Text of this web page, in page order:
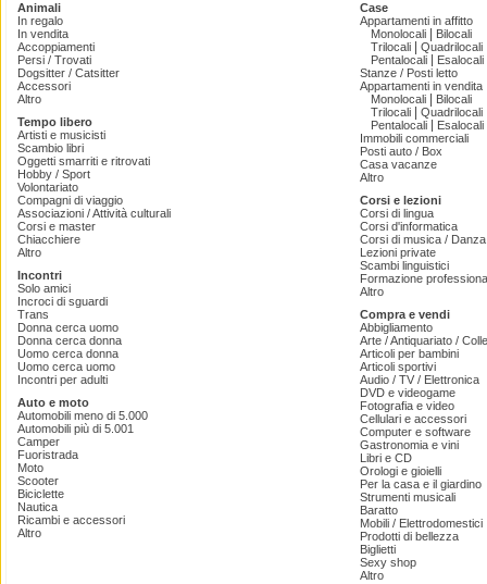
Animali
In regalo
In vendita
Accoppiamenti
Persi / Trovati
Dogsitter / Catsitter
Accessori
Altro
Tempo libero
Artisti e musicisti
Scambio libri
Oggetti smarriti e ritrovati
Hobby / Sport
Volontariato
Compagni di viaggio
Associazioni / Attività culturali
Corsi e master
Chiacchiere
Altro
Incontri
Solo amici
Incroci di sguardi
Trans
Donna cerca uomo
Donna cerca donna
Uomo cerca donna
Uomo cerca uomo
Incontri per adulti
Auto e moto
Automobili meno di 5.000
Automobili più di 5.001
Camper
Fuoristrada
Moto
Scooter
Biciclette
Nautica
Ricambi e accessori
Altro
Case
Appartamenti in affitto
Monolocali
Bilocali
Trilocali
Quadrilocali
Pentalocali
Esalocali
Stanze / Posti letto
Appartamenti in vendita
Monolocali
Bilocali
Trilocali
Quadrilocali
Pentalocali
Esalocali
Immobili commerciali
Posti auto / Box
Casa vacanze
Altro
Corsi e lezioni
Corsi di lingua
Corsi d'informatica
Corsi di musica /
Lezioni private
Scambi linguistici
Formazione
Altro
Compra e vendi
Abbigliamento
Arte / Antiquariato /
Articoli per bambini
Articoli sportivi
Audio / TV / Elettronica
DVD e videogame
Fotografia e video
Cellulari e accessori
Computer e software
Gastronomia e vini
Libri e CD
Orologi e gioielli
Per la casa e il giardino
Strumenti musicali
Baratto
Mobili / Elettrodomestici
Prodotti di bellezza
Biglietti
Sexy shop
Altro